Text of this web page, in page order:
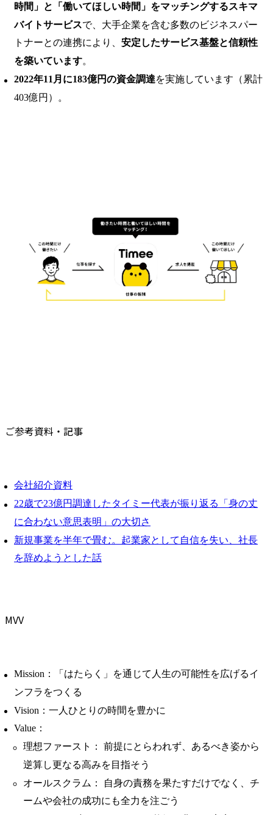
時間」と「働いてほしい時間」をマッチングするスキマ
バイトサービスで、大手企業を含む多数のビジネスパー
トナーとの連携により、 安定したサービス基盤と信頼性
を築いています。
2022年11月に183億円の資金調達を実施しています（累計
403億円）。
ご参考資料・記事
会社紹介資料
22歳で23億円調達したタイミー代表が振り返る「身の丈
に合わない意思表明」の大切さ
新規事業を半年で畳む。起業家として自信を失い、社長
を辞めようとした話
MVV
Mission：「はたらく」を通じて人生の可能性を広げるイ
ンフラをつくる
Vision：一人ひとりの時間を豊かに
Value：
理想ファースト： 前提にとらわれず、あるべき姿から
逆算し更なる高みを目指そう
オールスクラム： 自身の責務を果たすだけでなく、チ
ームや会社の成功にも全力を注ごう